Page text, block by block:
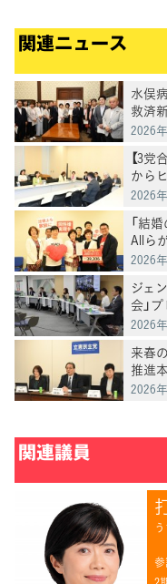
関連ニュース
水俣
救済
2026
【3党
から
2026
「結
Allら
2026
ジェ
会」
2026
来春
推進
2026
関連議員